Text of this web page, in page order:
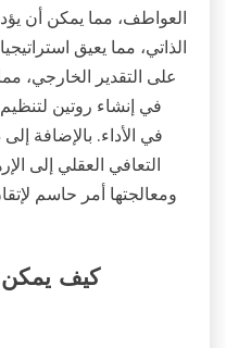
العواطف، مما يمكن أن
الذاتي، مما يعيق
على التقدير الخارجي،
في إنشاء روتين
في الأداء. بالإضافة
التعافي العقلي إلى
ومعالجتها أمر حاسم
كيف يمكن